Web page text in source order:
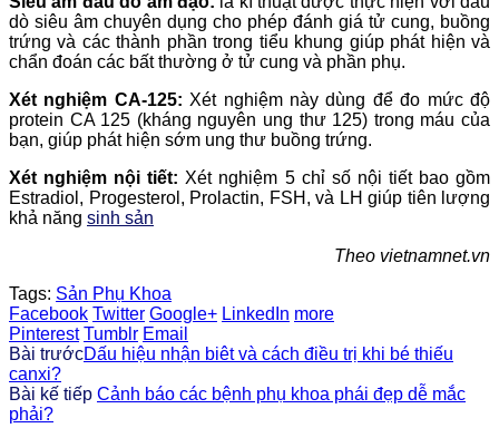
dò siêu âm chuyên dụng cho phép đánh giá tử cung, buồng
trứng và các thành phần trong tiểu khung giúp phát hiện và
chẩn đoán các bất thường ở tử cung và phần phụ.
Xét nghiệm CA-125: Xét nghiệm này dùng để đo mức độ
protein CA 125 (kháng nguyên ung thư 125) trong máu của
bạn, giúp phát hiện sớm ung thư buồng trứng.
Xét nghiệm nội tiết: Xét nghiệm 5 chỉ số nội tiết bao gồm
Estradiol, Progesterol, Prolactin, FSH, và LH giúp tiên lượng
khả năng sinh sản
Theo vietnamnet.vn
Tags: Sản Phụ Khoa
Facebook Twitter Google+ LinkedIn more
Pinterest Tumblr Email
Bài trướcDấu hiệu nhận biêt và cách điều trị khi bé thiếu
canxi?
Bài kế tiếp Cảnh báo các bệnh phụ khoa phái đẹp dễ mắc
phải?